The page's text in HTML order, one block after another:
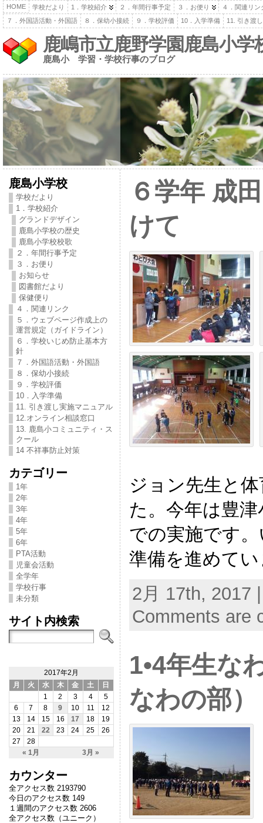
HOME 学校だより 1．学校紹介 ２．年間行事予定 ３．お便り
４．関連リン
７．外国語活動・外国語
８．保幼小接続 ９．学校評価 10．入学準備 11. 引き渡
鹿嶋市立鹿野学園鹿島小学
鹿島小 学習・学校行事のブログ
鹿島小学校
学校だより
1．学校紹介
グランドデザイン
鹿島小学校の歴史
鹿島小学校校歌
２．年間行事予定
３．お便り
お知らせ
図書館だより
保健便り
４．関連リンク
５．ウェブページ作成上の
運営規定（ガイドライン）
６．学校いじめ防止基本方
針
７．外国語活動・外国語
８．保幼小接続
９．学校評価
10．入学準備
11. 引き渡し実施マニュアル
12.オンライン相談窓口
13. 鹿島小コミュニティ・ス
クール
14 不祥事防止対策
カテゴリー
1年
2年
3年
4年
5年
6年
PTA活動
児童会活動
全学年
学校行事
未分類
サイト内検索
2017年2月
月
火 水 木 金 土 日
« 1月 3月 »
1 2 3 4
5
6
7 8 9 10 11
12
13
14 15 16 17 18
19
20
21 22 23 24 25
26
27
28
カウンター
全アクセス数 2193790
今日のアクセス数 149
１週間のアクセス数 2606
全アクセス数（ユニーク）
６学年 成
けて
ジョン先生と
た。今年は豊
での実施です
準備を進めて
2月 17th, 2017
Comments are
1•4年生な
なわの部）